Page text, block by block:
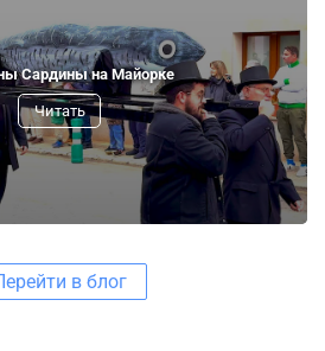
Сардины на Майорке
Читать
в блог